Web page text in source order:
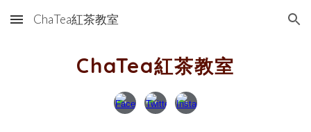
Skip to main content Skip to navigation
ChaTea紅茶教室
ChaTea紅茶教室